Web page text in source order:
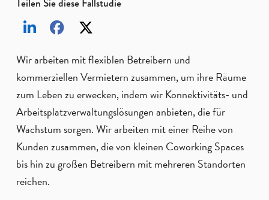
Wir arbeiten mit flexiblen Betreibern und
kommerziellen Vermietern zusammen, um ihre Räume
zum Leben zu erwecken, indem wir Konnektivitäts- und
Arbeitsplatzverwaltungslösungen anbieten, die für
Wachstum sorgen. Wir arbeiten mit einer Reihe von
Kunden zusammen, die von kleinen Coworking Spaces
bis hin zu großen Betreibern mit mehreren Standorten
reichen.